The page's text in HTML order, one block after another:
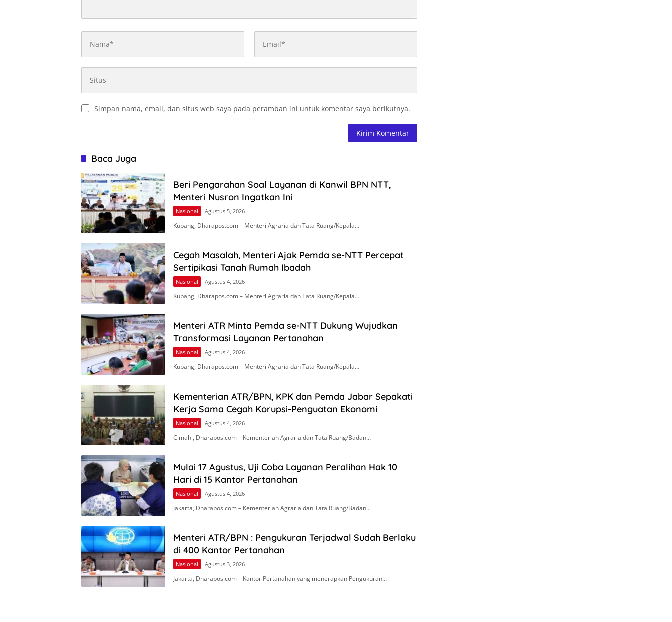
Simpan nama, email, dan situs web saya pada peramban ini untuk komentar saya berikutnya.
Baca Juga
Beri Pengarahan Soal Layanan di Kanwil BPN NTT,
Menteri Nusron Ingatkan Ini
Nasional Agustus 5, 2026
Kupang, Dharapos.com – Menteri Agraria dan Tata Ruang/Kepala…
Cegah Masalah, Menteri Ajak Pemda se-NTT Percepat
Sertipikasi Tanah Rumah Ibadah
Nasional Agustus 4, 2026
Kupang, Dharapos.com – Menteri Agraria dan Tata Ruang/Kepala…
Menteri ATR Minta Pemda se-NTT Dukung Wujudkan
Transformasi Layanan Pertanahan
Nasional Agustus 4, 2026
Kupang, Dharapos.com – Menteri Agraria dan Tata Ruang/Kepala…
Kementerian ATR/BPN, KPK dan Pemda Jabar Sepakati
Kerja Sama Cegah Korupsi-Penguatan Ekonomi
Nasional Agustus 4, 2026
Cimahi, Dharapos.com – Kementerian Agraria dan Tata Ruang/Badan…
Mulai 17 Agustus, Uji Coba Layanan Peralihan Hak 10
Hari di 15 Kantor Pertanahan
Nasional Agustus 4, 2026
Jakarta, Dharapos.com – Kementerian Agraria dan Tata Ruang/Badan…
Menteri ATR/BPN : Pengukuran Terjadwal Sudah Berlaku
di 400 Kantor Pertanahan
Nasional Agustus 3, 2026
Jakarta, Dharapos.com – Kantor Pertanahan yang menerapkan Pengukuran…